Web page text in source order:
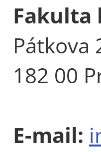
Pátkova
182 00
E-mail: